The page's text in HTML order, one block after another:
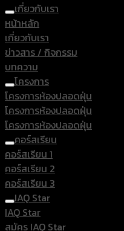
เกี่ยวกับเรา
หน้าหลัก
เกี่ยวกับเรา
ข่าวสาร / กิจกรรม
บทความ
โครงการ
โครงการห้องปลอดฝุ่น
โครงการห้องปลอดฝุ่น
โครงการห้องปลอดฝุ่น
คอร์สเรียน
คอร์สเรียน 1
คอร์สเรียน 2
คอร์สเรียน 3
IAQ Star
IAQ Star
สมัคร IAQ Star